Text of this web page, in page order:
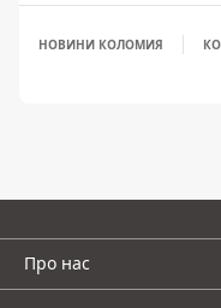
НОВИНИ КОЛОМИЯ
Про нас